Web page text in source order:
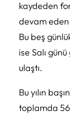
kaydeden
devam eden
Bu beş
ise Salı
ulaştı.
Bu yılın
toplamda